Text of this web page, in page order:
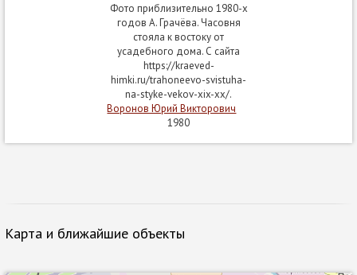
Фото приблизительно 1980-х
годов А. Грачёва. Часовня
стояла к востоку от
усадебного дома. С сайта
https://kraeved-
himki.ru/trahoneevo-svistuha-
na-styke-vekov-xix-xx/.
Воронов Юрий Викторович
1980
Карта и ближайшие объекты